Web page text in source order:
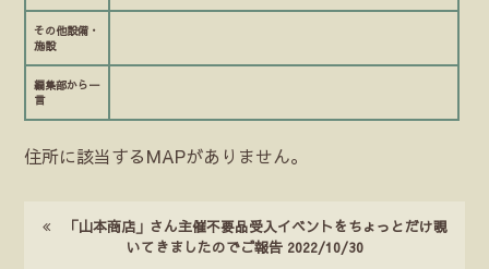
その他設備・
施設
編集部から一
言
住所に該当するMAPがありません。
「山本商店」さん主催不要品受入イベントをちょっとだけ覗
いてきましたのでご報告 2022/10/30